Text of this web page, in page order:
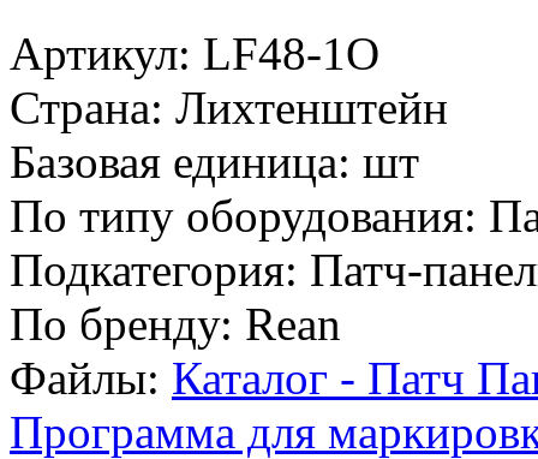
Артикул: LF48-1O
Страна: Лихтенштейн
Базовая единица: шт
По типу оборудования:
Подкатегория: Патч-
По бренду: Rean
Файлы: Каталог - Патч
Программа для